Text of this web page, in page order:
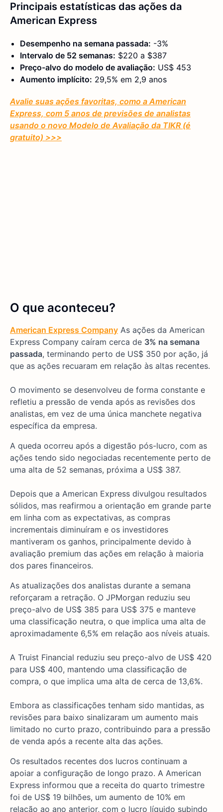
Principais estatísticas das ações da
American Express
Desempenho na semana passada: -3%
Intervalo de 52 semanas: $220 a $387
Preço-alvo do modelo de avaliação: US$ 453
Aumento implícito: 29,5% em 2,9 anos
Avalie suas ações favoritas, como a American
Express, com 5 anos de previsões de analistas
usando o novo Modelo de Avaliação da TIKR (é
gratuito) >>>
O que aconteceu?
American Express Company As ações da American
Express Company caíram cerca de 3% na semana
passada, terminando perto de US$ 350 por ação, já
que as ações recuaram em relação às altas recentes.
O movimento se desenvolveu de forma constante e
refletiu a pressão de venda após as revisões dos
analistas, em vez de uma única manchete negativa
específica da empresa.
A queda ocorreu após a digestão pós-lucro, com as
ações tendo sido negociadas recentemente perto de
uma alta de 52 semanas, próxima a US$ 387.
Depois que a American Express divulgou resultados
sólidos, mas reafirmou a orientação em grande parte
em linha com as expectativas, as compras
incrementais diminuíram e os investidores
mantiveram os ganhos, principalmente devido à
avaliação premium das ações em relação à maioria
dos pares financeiros.
As atualizações dos analistas durante a semana
reforçaram a retração. O JPMorgan reduziu seu
preço-alvo de US$ 385 para US$ 375 e manteve
uma classificação neutra, o que implica uma alta de
aproximadamente 6,5% em relação aos níveis atuais.
A Truist Financial reduziu seu preço-alvo de US$ 420
para US$ 400, mantendo uma classificação de
compra, o que implica uma alta de cerca de 13,6%.
Embora as classificações tenham sido mantidas, as
revisões para baixo sinalizaram um aumento mais
limitado no curto prazo, contribuindo para a pressão
de venda após a recente alta das ações.
Os resultados recentes dos lucros continuam a
apoiar a configuração de longo prazo. A American
Express informou que a receita do quarto trimestre
foi de US$ 19 bilhões, um aumento de 10% em
relação ao ano anterior, com o lucro líquido subindo